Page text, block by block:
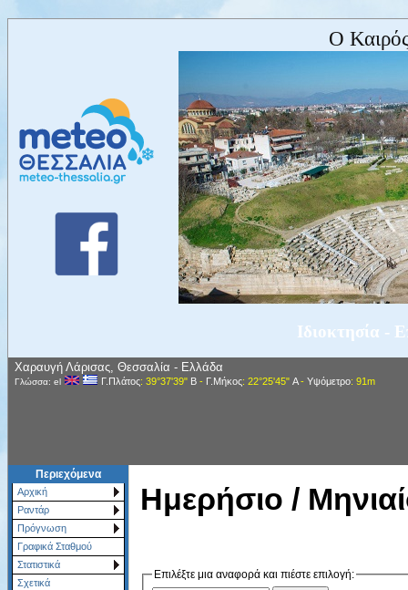
Ο
Ιδιοκτησία -
Χαραυγή Λάρισας, Θεσσαλία - Ελλάδα
Γλώσσα: el Γ.Πλάτος: 39°37'39" Β- Γ.Μήκος: 22°25'45" Α- Υψόμετρο: 91m
Περιεχόμενα
Αρχική
Ραντάρ
Πρόγνωση
Γραφικά Σταθμού
Στατιστικά
Σχετικά
Ημερήσιο /
Επιλέξτε μια αναφορά και πιέστε επιλογή: